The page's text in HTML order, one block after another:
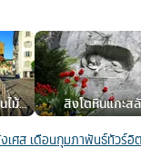
ไม้ลู
)
สิงโตหินแกะส
เศส เดือนกุมภาพันธ์ทัวร์อิ